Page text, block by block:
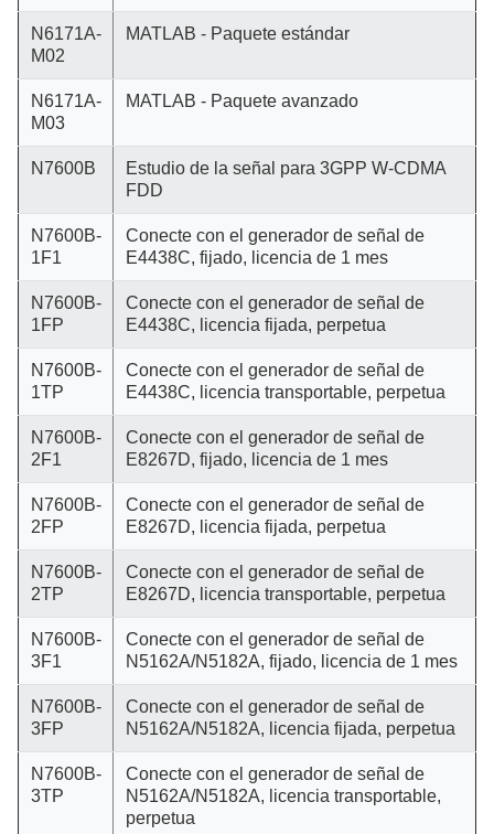
N6171A-
M02
MATLAB - Paquete estándar
N6171A-
M03
MATLAB - Paquete avanzado
N7600B
Estudio de la señal para 3GPP W-CDMA
FDD
N7600B-
1F1
Conecte con el generador de señal de
E4438C, fijado, licencia de 1 mes
N7600B-
1FP
Conecte con el generador de señal de
E4438C, licencia fijada, perpetua
N7600B-
1TP
Conecte con el generador de señal de
E4438C, licencia transportable, perpetua
N7600B-
2F1
Conecte con el generador de señal de
E8267D, fijado, licencia de 1 mes
N7600B-
2FP
Conecte con el generador de señal de
E8267D, licencia fijada, perpetua
N7600B-
2TP
Conecte con el generador de señal de
E8267D, licencia transportable, perpetua
N7600B-
3F1
Conecte con el generador de señal de
N5162A/N5182A, fijado, licencia de 1 mes
N7600B-
3FP
Conecte con el generador de señal de
N5162A/N5182A, licencia fijada, perpetua
N7600B-
3TP
Conecte con el generador de señal de
N5162A/N5182A, licencia transportable,
perpetua